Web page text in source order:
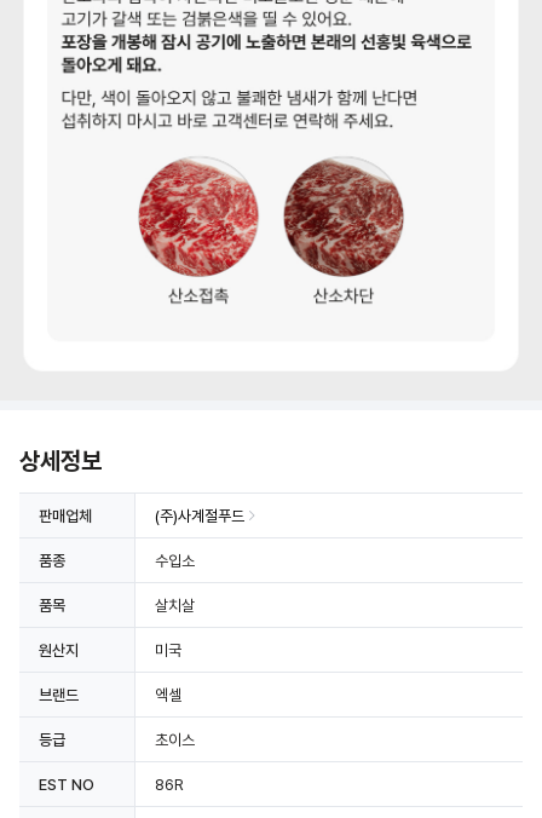
상세정보
판매업체 (주)사계절푸드
품종 수입소
품목 살치살
원산지 미국
브랜드 엑셀
등급 초이스
EST NO 86R